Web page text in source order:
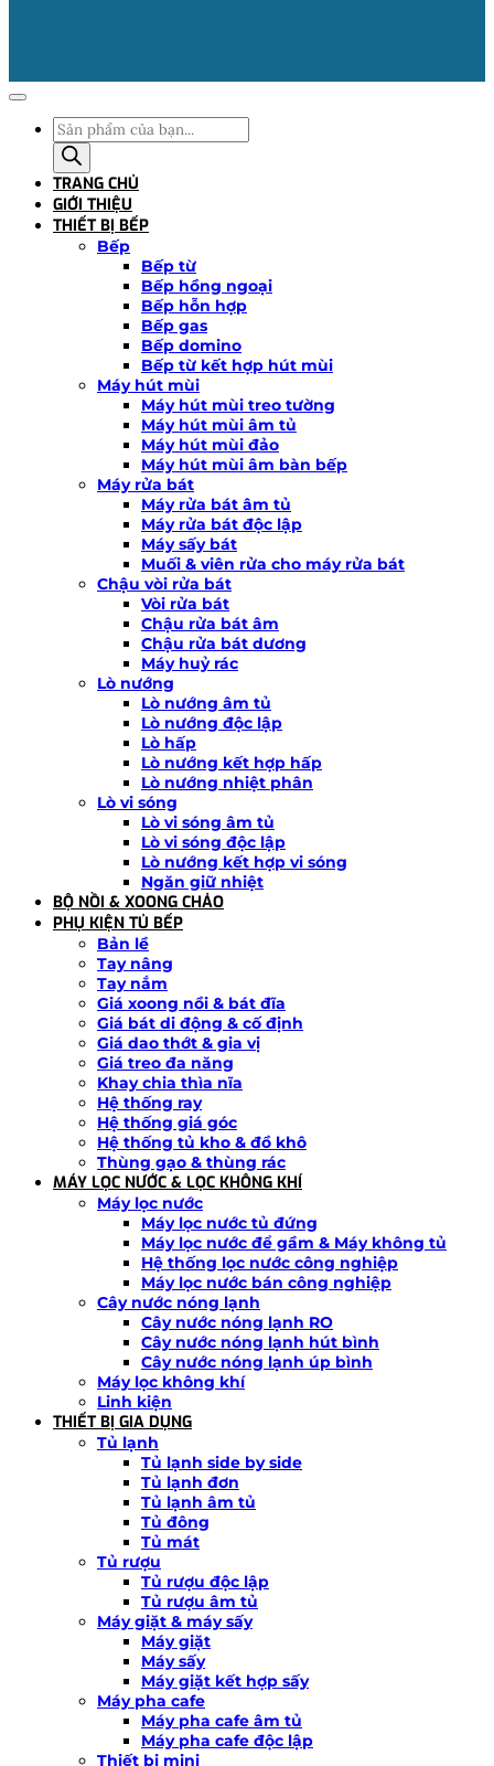
Tìm
kiếm
sản
phẩm
TRANG CHỦ
GIỚI THIỆU
THIẾT BỊ BẾP
Bếp
Bếp từ
Bếp hồng ngoại
Bếp hỗn hợp
Bếp gas
Bếp domino
Bếp từ kết hợp hút mùi
Máy hút mùi
Máy hút mùi treo tường
Máy hút mùi âm tủ
Máy hút mùi đảo
Máy hút mùi âm bàn bếp
Máy rửa bát
Máy rửa bát âm tủ
Máy rửa bát độc lập
Máy sấy bát
Muối & viên rửa cho máy rửa bát
Chậu vòi rửa bát
Vòi rửa bát
Chậu rửa bát âm
Chậu rửa bát dương
Máy huỷ rác
Lò nướng
Lò nướng âm tủ
Lò nướng độc lập
Lò hấp
Lò nướng kết hợp hấp
Lò nướng nhiệt phân
Lò vi sóng
Lò vi sóng âm tủ
Lò vi sóng độc lập
Lò nướng kết hợp vi sóng
Ngăn giữ nhiệt
BỘ NỒI & XOONG CHẢO
PHỤ KIỆN TỦ BẾP
Bản lề
Tay nâng
Tay nắm
Giá xoong nồi & bát đĩa
Giá bát di động & cố định
Giá dao thớt & gia vị
Giá treo đa năng
Khay chia thìa nĩa
Hệ thống ray
Hệ thống giá góc
Hệ thống tủ kho & đồ khô
Thùng gạo & thùng rác
MÁY LỌC NƯỚC & LỌC KHÔNG KHÍ
Máy lọc nước
Máy lọc nước tủ đứng
Máy lọc nước để gầm & Máy không tủ
Hệ thống lọc nước công nghiệp
Máy lọc nước bán công nghiệp
Cây nước nóng lạnh
Cây nước nóng lạnh RO
Cây nước nóng lạnh hút bình
Cây nước nóng lạnh úp bình
Máy lọc không khí
Linh kiện
THIẾT BỊ GIA DỤNG
Tủ lạnh
Tủ lạnh side by side
Tủ lạnh đơn
Tủ lạnh âm tủ
Tủ đông
Tủ mát
Tủ rượu
Tủ rượu độc lập
Tủ rượu âm tủ
Máy giặt & máy sấy
Máy giặt
Máy sấy
Máy giặt kết hợp sấy
Máy pha cafe
Máy pha cafe âm tủ
Máy pha cafe độc lập
Thiết bị mini